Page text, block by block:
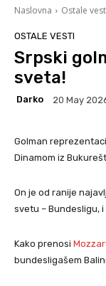
Naslovna Ostale
OSTALE VESTI
Srpski
sveta!
Darko 20 May
Golman
Dinamom iz
On je od ranije
svetu – Bundesligu,
Kako prenosi
bundesligašem